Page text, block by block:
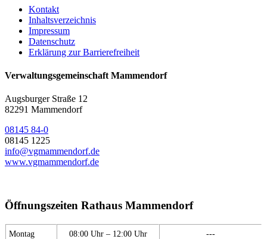
Kontakt
Inhaltsverzeichnis
Impressum
Datenschutz
Erklärung zur Barrierefreiheit
Verwaltungsgemeinschaft Mammendorf
Augsburger Straße 12
82291 Mammendorf
08145 84-0
08145 1225
info@vgmammendorf.de
www.vgmammendorf.de
Öffnungszeiten Rathaus Mammendorf
Montag 08:00 Uhr – 12:00 Uhr ---